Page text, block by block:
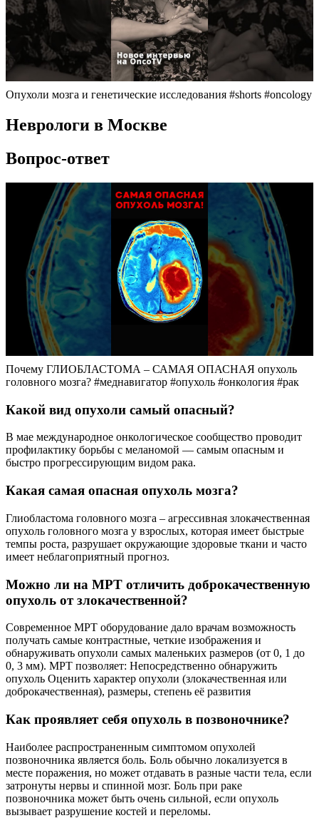
Опухоли мозга и генетические исследования #shorts #oncology
Неврологи в Москве
Вопрос-ответ
Почему ГЛИОБЛАСТОМА – САМАЯ ОПАСНАЯ опухоль
головного мозга? #меднавигатор #опухоль #онкология #рак
Какой вид опухоли самый опасный?
В мае международное онкологическое сообщество проводит
профилактику борьбы с меланомой — самым опасным и
быстро прогрессирующим видом рака.
Какая самая опасная опухоль мозга?
Глиобластома головного мозга – агрессивная злокачественная
опухоль головного мозга у взрослых, которая имеет быстрые
темпы роста, разрушает окружающие здоровые ткани и часто
имеет неблагоприятный прогноз.
Можно ли на МРТ отличить доброкачественную
опухоль от злокачественной?
Современное МРТ оборудование дало врачам возможность
получать самые контрастные, четкие изображения и
обнаруживать опухоли самых маленьких размеров (от 0, 1 до
0, 3 мм). МРТ позволяет: Непосредственно обнаружить
опухоль Оценить характер опухоли (злокачественная или
доброкачественная), размеры, степень её развития
Как проявляет себя опухоль в позвоночнике?
Наиболее распространенным симптомом опухолей
позвоночника является боль. Боль обычно локализуется в
месте поражения, но может отдавать в разные части тела, если
затронуты нервы и спинной мозг. Боль при раке
позвоночника может быть очень сильной, если опухоль
вызывает разрушение костей и переломы.